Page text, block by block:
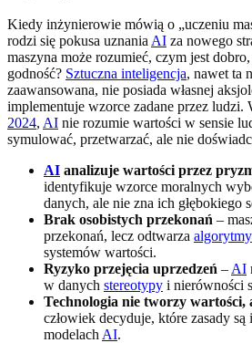
Kiedy inżynierowie mówią o „uczeniu
rodzi się pokusa uznania AI za nowego
maszyna może rozumieć, czym jest
godność? Sztuczna inteligencja, nawet ta
zaawansowana, nie posiada własnej
implementuje wzorce zadane przez ludzi.
2024, AI nie rozumie wartości w sensie
symulować, przetwarzać, ale nie
AI analizuje wartości przez
identyfikuje wzorce moralnych
danych, ale nie zna ich głębokiego
Brak osobistych przekonań –
przekonań, lecz odtwarza algorytmy
systemów wartości.
Ryzyko przejęcia uprzedzeń – AI
w danych stereotypy i nierówności
Technologia nie tworzy wartości,
człowiek decyduje, które zasady
modelach AI.